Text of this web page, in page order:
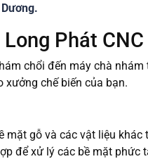
Phát CNC
chổi đến máy chà
xưởng chế biến của bạn.
gỗ và các vật liệu
để xử lý các bề mặt phức